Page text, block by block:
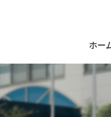
ホー